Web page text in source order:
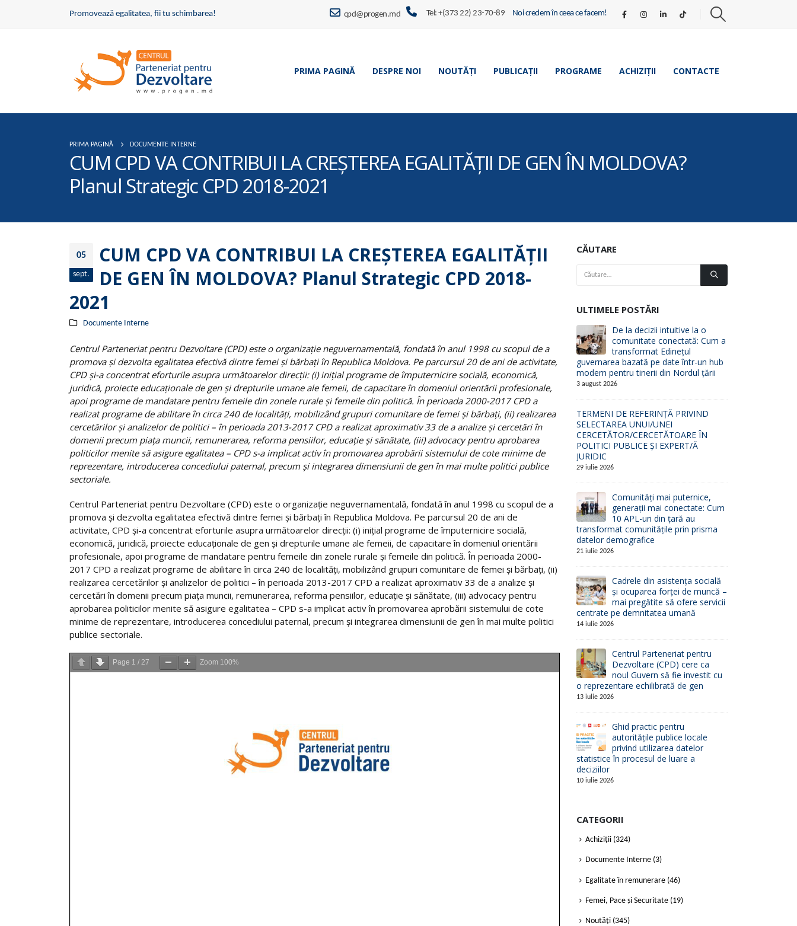
Promovează egalitatea, fii tu schimbarea! cpd@progen.md Tel: +(373 22) 23-70-89 Noi credem în ceea ce facem!
PRIMA PAGINĂ DESPRE NOI NOUTĂȚI PUBLICAȚII PROGRAME ACHIZIȚII CONTACTE
PRIMA PAGINĂ DOCUMENTE INTERNE
CUM CPD VA CONTRIBUI LA CREȘTEREA EGALITĂȚII DE GEN ÎN MOLDOVA?
Planul Strategic CPD 2018-2021
05
sept.
CUM CPD VA CONTRIBUI LA CREȘTEREA EGALITĂȚII
DE GEN ÎN MOLDOVA? Planul Strategic CPD 2018-
2021
Documente Interne
Centrul Parteneriat pentru Dezvoltare (CPD) este o organizație neguvernamentală, fondată în anul 1998 cu scopul de a
promova și dezvolta egalitatea efectivă dintre femei și bărbați în Republica Moldova. Pe parcursul 20 de ani de activitate,
CPD şi-a concentrat eforturile asupra următoarelor direcții: (i) inițial programe de împuternicire socială, economică,
juridică, proiecte educaționale de gen şi drepturile umane ale femeii, de capacitare în domeniul orientării profesionale,
apoi programe de mandatare pentru femeile din zonele rurale și femeile din politică. În perioada 2000-2017 CPD a
realizat programe de abilitare în circa 240 de localități, mobilizând grupuri comunitare de femei și bărbați, (ii) realizarea
cercetărilor și analizelor de politici – în perioada 2013-2017 CPD a realizat aproximativ 33 de a analize și cercetări în
domenii precum piața muncii, remunerarea, reforma pensiilor, educație și sănătate, (iii) advocacy pentru aprobarea
politicilor menite să asigure egalitatea – CPD s-a implicat activ în promovarea aprobării sistemului de cote minime de
reprezentare, introducerea concediului paternal, precum și integrarea dimensiunii de gen în mai multe politici publice
sectoriale.
Centrul Parteneriat pentru Dezvoltare (CPD) este o organizație neguvernamentală, fondată în anul 1998 cu scopul de a
promova și dezvolta egalitatea efectivă dintre femei și bărbați în Republica Moldova. Pe parcursul 20 de ani de
activitate, CPD şi-a concentrat eforturile asupra următoarelor direcții: (i) inițial programe de împuternicire socială,
economică, juridică, proiecte educaționale de gen şi drepturile umane ale femeii, de capacitare în domeniul orientării
profesionale, apoi programe de mandatare pentru femeile din zonele rurale și femeile din politică. În perioada 2000-
2017 CPD a realizat programe de abilitare în circa 240 de localități, mobilizând grupuri comunitare de femei și bărbați, (ii)
realizarea cercetărilor și analizelor de politici – în perioada 2013-2017 CPD a realizat aproximativ 33 de a analize și
cercetări în domenii precum piața muncii, remunerarea, reforma pensiilor, educație și sănătate, (iii) advocacy pentru
aprobarea politicilor menite să asigure egalitatea – CPD s-a implicat activ în promovarea aprobării sistemului de cote
minime de reprezentare, introducerea concediului paternal, precum și integrarea dimensiunii de gen în mai multe politici
publice sectoriale.
Page 1 / 27 Zoom 100%
CĂUTARE
ULTIMELE POSTĂRI
De la decizii intuitive la o
comunitate conectată: Cum a
transformat Edinețul
guvernarea bazată pe date într-un hub
modern pentru tinerii din Nordul țării
3 august 2026
TERMENI DE REFERINȚĂ PRIVIND
SELECTAREA UNUI/UNEI
CERCETĂTOR/CERCETĂTOARE ÎN
POLITICI PUBLICE ȘI EXPERT/Ă
JURIDIC
29 iulie 2026
Comunități mai puternice,
generații mai conectate: Cum
10 APL-uri din țară au
transformat comunitățile prin prisma
datelor demografice
21 iulie 2026
Cadrele din asistența socială
și ocuparea forței de muncă –
mai pregătite să ofere servicii
centrate pe demnitatea umană
14 iulie 2026
Centrul Parteneriat pentru
Dezvoltare (CPD) cere ca
noul Guvern să fie investit cu
o reprezentare echilibrată de gen
13 iulie 2026
Ghid practic pentru
autoritățile publice locale
privind utilizarea datelor
statistice în procesul de luare a
deciziilor
10 iulie 2026
CATEGORII
Achiziții (324)
Documente Interne (3)
Egalitate în remunerare (46)
Femei, Pace și Securitate (19)
Noutăți (345)